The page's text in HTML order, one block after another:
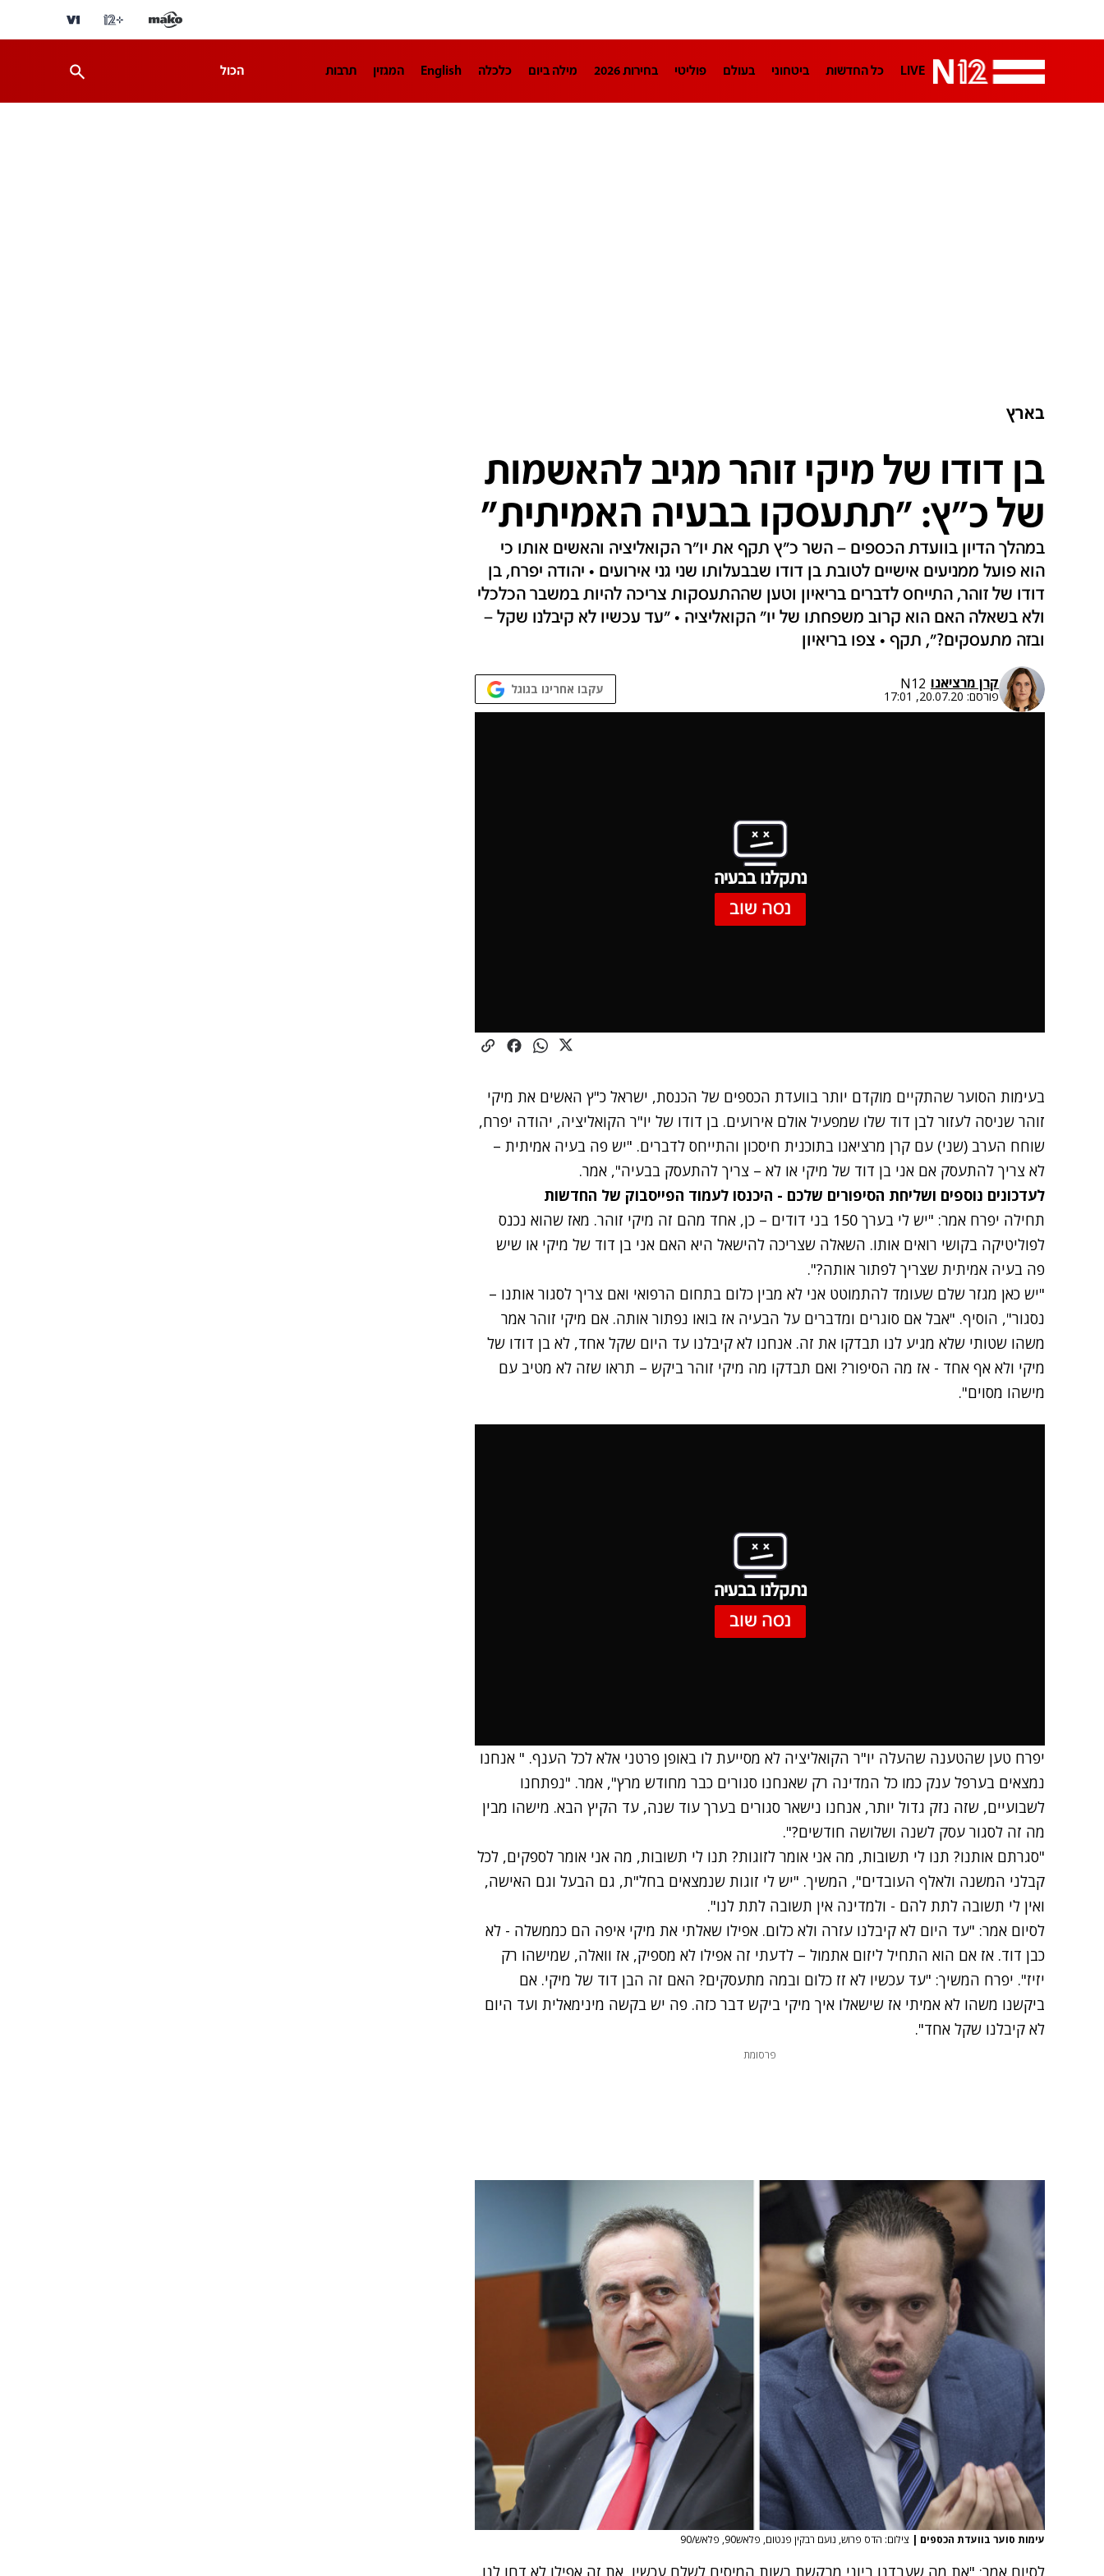
LIVE כל החדשות ביטחוני בעולם פוליטי בחירות 2026 מילה ביום כלכלה English המגזין תרבות הכול
בארץ
בן דודו של מיקי זוהר מגיב להאשמות
של כ"ץ: "תתעסקו בבעיה האמיתית"
במהלך הדיון בוועדת הכספים – השר כ"ץ תקף את יו"ר הקואליציה והאשים אותו כי
הוא פועל ממניעים אישיים לטובת בן דודו שבבעלותו שני גני אירועים • יהודה יפרח, בן
דודו של זוהר, התייחס לדברים בריאיון וטען שההתעסקות צריכה להיות במשבר הכלכלי
ולא בשאלה האם הוא קרוב משפחתו של יו" הקואליציה • "עד עכשיו לא קיבלנו שקל –
ובזה מתעסקים?", תקף • צפו בריאיון
קרן מרציאנו N12
פורסם: 20.07.20, 17:01 עקבו אחרינו בגוגל
נתקלנו בבעיה
נסה שוב
בעימות הסוער שהתקיים מוקדם יותר בוועדת הכספים של הכנסת, ישראל כ"ץ האשים את מיקי
זוהר שניסה לעזור לבן דוד שלו שמפעיל אולם אירועים. בן דודו של יו"ר הקואליציה, יהודה יפרח,
שוחח הערב (שני) עם קרן מרציאנו בתוכנית חיסכון והתייחס לדברים. "יש פה בעיה אמיתית –
לא צריך להתעסק אם אני בן דוד של מיקי או לא – צריך להתעסק בבעיה", אמר.
לעדכונים נוספים ושליחת הסיפורים שלכם - היכנסו לעמוד הפייסבוק של החדשות
תחילה יפרח אמר: "יש לי בערך 150 בני דודים – כן, אחד מהם זה מיקי זוהר. מאז שהוא נכנס
לפוליטיקה בקושי רואים אותו. השאלה שצריכה להישאל היא האם אני בן דוד של מיקי או שיש
פה בעיה אמיתית שצריך לפתור אותה?".
"יש כאן מגזר שלם שעומד להתמוטט אני לא מבין כלום בתחום הרפואי ואם צריך לסגור אותנו –
נסגור", הוסיף. "אבל אם סוגרים ומדברים על הבעיה אז בואו נפתור אותה. אם מיקי זוהר אמר
משהו שטותי שלא מגיע לנו תבדקו את זה. אנחנו לא קיבלנו עד היום שקל אחד, לא בן דודו של
מיקי ולא אף אחד - אז מה הסיפור? ואם תבדקו מה מיקי זוהר ביקש – תראו שזה לא מטיב עם
מישהו מסוים".
נתקלנו בבעיה
נסה שוב
יפרח טען שהטענה שהעלה יו"ר הקואליציה לא מסייעת לו באופן פרטני אלא לכל הענף. " אנחנו
נמצאים בערפל ענק כמו כל המדינה רק שאנחנו סגורים כבר מחודש מרץ", אמר. "נפתחנו
לשבועיים, שזה נזק גדול יותר, אנחנו נישאר סגורים בערך עוד שנה, עד הקיץ הבא. מישהו מבין
מה זה לסגור עסק לשנה ושלושה חודשים?".
"סגרתם אותנו? תנו לי תשובות, מה אני אומר לזוגות? תנו לי תשובות, מה אני אומר לספקים, לכל
קבלני המשנה ולאלף העובדים", המשיך. "יש לי זוגות שנמצאים בחל"ת, גם הבעל וגם האישה,
ואין לי תשובה לתת להם - ולמדינה אין תשובה לתת לנו".
לסיום אמר: "עד היום לא קיבלנו עזרה ולא כלום. אפילו שאלתי את מיקי איפה הם כממשלה - לא
כבן דוד. אז אם הוא התחיל ליזום אתמול – לדעתי זה אפילו לא מספיק, אז וואלה, שמישהו רק
יזיז". יפרח המשיך: "עד עכשיו לא זז כלום ובמה מתעסקים? האם זה הבן דוד של מיקי. אם
ביקשנו משהו לא אמיתי אז שישאלו איך מיקי ביקש דבר כזה. פה יש בקשה מינימאלית ועד היום
לא קיבלנו שקל אחד".
פרסומת
עימות סוער בוועדת הכספים | צילום: הדס פרוש, נועם רבקין פנטום, פלאש90, פלאש/90
לסיום אמר: "את מה שעבדנו ביוני מבקשת רשות המיסים לשלם עכשיו, את זה אפילו לא דחו לנו.